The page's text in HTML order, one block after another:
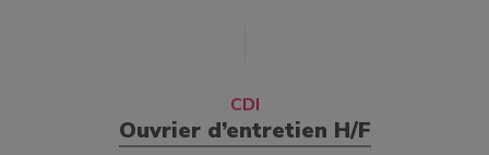
CDI
Ouvrier d’entretien H/F